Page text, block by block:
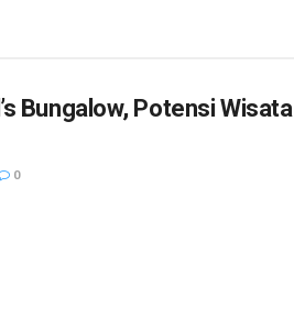
Bungalow, Potensi Wisata
0